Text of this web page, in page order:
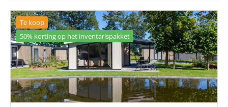
Te koop
50% korting op het inventarispakket